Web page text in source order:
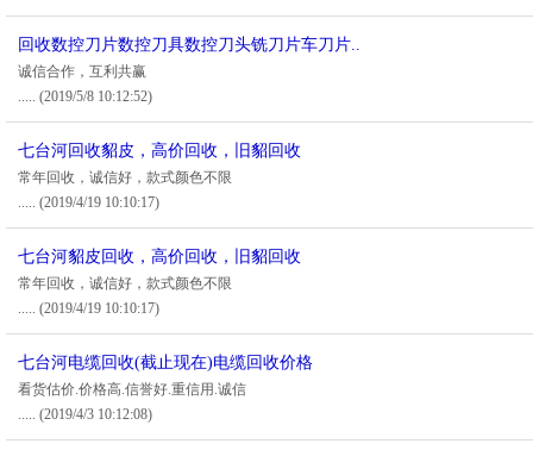
回收数控刀片数控刀具数控刀头铣刀片车刀片..
诚信合作，互利共赢
..... (2019/5/8 10:12:52)
七台河回收貂皮，高价回收，旧貂回收
常年回收，诚信好，款式颜色不限
..... (2019/4/19 10:10:17)
七台河貂皮回收，高价回收，旧貂回收
常年回收，诚信好，款式颜色不限
..... (2019/4/19 10:10:17)
七台河电缆回收(截止现在)电缆回收价格
看货估价.价格高.信誉好.重信用.诚信
..... (2019/4/3 10:12:08)